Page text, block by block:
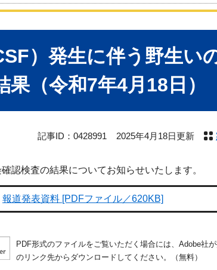
）発生に伴う野生い
果（令和7年4月18日）
記事ID：0428991 2025年4月18日更新
認検査の結果についてお知らせいたします。
報道発表資料 [PDFファイル／620KB]
PDF形式のファイルをご覧いただく場合には、Adobe社
のリンク先からダウンロードしてください。（無料）